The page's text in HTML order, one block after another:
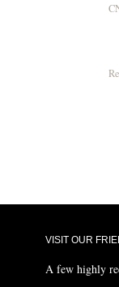
VISIT OUR
A few highly